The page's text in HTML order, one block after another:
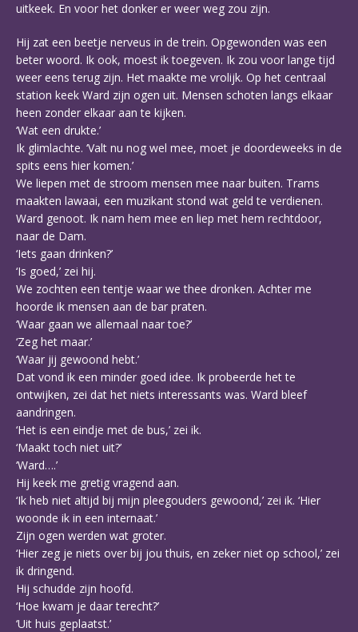
uitkeek. En voor het donker er weer weg zou zijn.
Hij zat een beetje nerveus in de trein. Opgewonden was een
beter woord. Ik ook, moest ik toegeven. Ik zou voor lange tijd
weer eens terug zijn. Het maakte me vrolijk. Op het centraal
station keek Ward zijn ogen uit. Mensen schoten langs elkaar
heen zonder elkaar aan te kijken.
‘Wat een drukte.’
Ik glimlachte. ‘Valt nu nog wel mee, moet je doordeweeks in de
spits eens hier komen.’
We liepen met de stroom mensen mee naar buiten. Trams
maakten lawaai, een muzikant stond wat geld te verdienen.
Ward genoot. Ik nam hem mee en liep met hem rechtdoor,
naar de Dam.
‘Iets gaan drinken?’
‘Is goed,’ zei hij.
We zochten een tentje waar we thee dronken. Achter me
hoorde ik mensen aan de bar praten.
‘Waar gaan we allemaal naar toe?’
‘Zeg het maar.’
‘Waar jij gewoond hebt.’
Dat vond ik een minder goed idee. Ik probeerde het te
ontwijken, zei dat het niets interessants was. Ward bleef
aandringen.
‘Het is een eindje met de bus,’ zei ik.
‘Maakt toch niet uit?’
‘Ward….’
Hij keek me gretig vragend aan.
‘Ik heb niet altijd bij mijn pleegouders gewoond,’ zei ik. ‘Hier
woonde ik in een internaat.’
Zijn ogen werden wat groter.
‘Hier zeg je niets over bij jou thuis, en zeker niet op school,’ zei
ik dringend.
Hij schudde zijn hoofd.
‘Hoe kwam je daar terecht?’
‘Uit huis geplaatst.’